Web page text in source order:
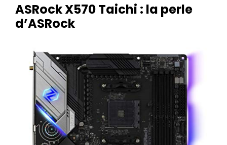
ASRock X570 Taichi : la perle
d’ASRock